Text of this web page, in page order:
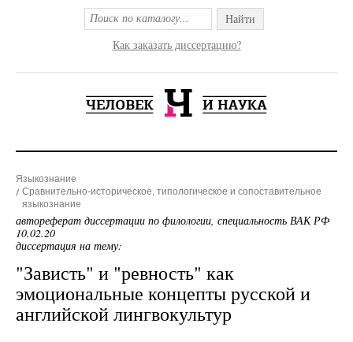
Найти
Как заказать диссертацию?
Языкознание
Сравнительно-историческое, типологическое и сопоставительное
языкознание
автореферат диссертации по филологии, специальность ВАК РФ
10.02.20
диссертация на тему:
"Зависть" и "ревность" как
эмоциональные концепты русской и
английской лингвокультур